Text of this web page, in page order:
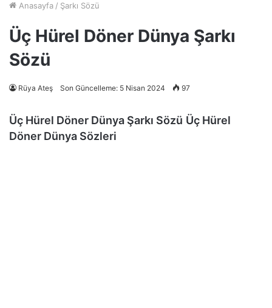
Anasayfa / Şarkı Sözü
Üç Hürel Döner Dünya Şarkı
Sözü
Rüya Ateş Son Güncelleme: 5 Nisan 2024 97
Üç Hürel Döner Dünya Şarkı Sözü Üç Hürel
Döner Dünya Sözleri